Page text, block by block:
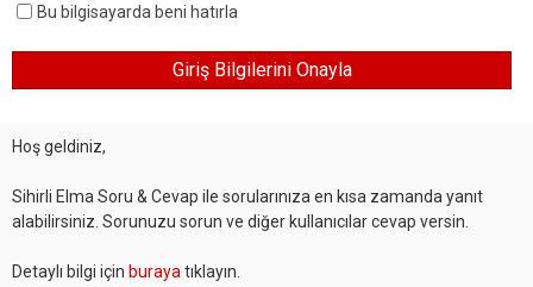
Bu bilgisayarda beni hatırla
Hoş geldiniz,
Sihirli Elma Soru & Cevap ile sorularınıza en kısa zamanda yanıt
alabilirsiniz. Sorunuzu sorun ve diğer kullanıcılar cevap versin.
Detaylı bilgi için buraya tıklayın.